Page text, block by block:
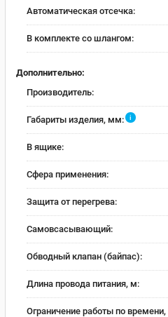
Автоматическая отсечка:
В комплекте со шлангом:
Дополнительно:
Производитель:
Габариты изделия, мм: i
В ящике:
Сфера применения:
Защита от перегрева:
Самовсасывающий:
Обводный клапан (байпас):
Длина провода питания, м:
Ограничение работы по